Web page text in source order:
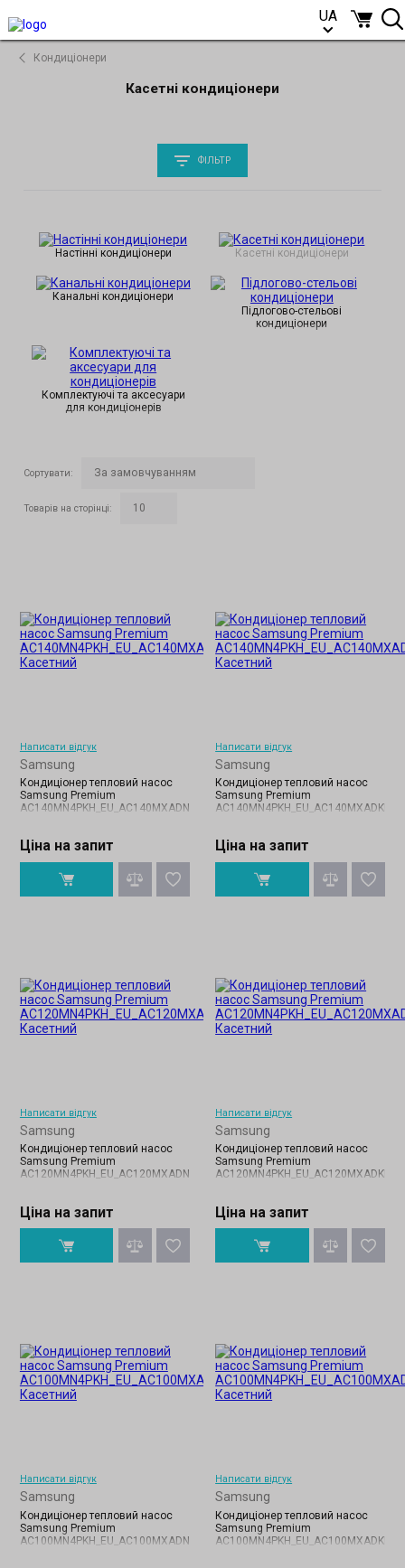
UA
Кондиціонери
Касетні кондиціонери
ФІЛЬТР
Настінні кондиціонери Касетні кондиціонери
Канальні кондиціонери
Підлогово-стельові
кондиціонери
Комплектуючі та аксесуари
для кондиціонерів
Сортувати:
Товарів на сторінці:
Написати відгук
Samsung
Кондиціонер тепловий насос
Samsung Premium
AC140MN4PKH_EU_AC140MXADNH_EU
Ціна на запит
Написати відгук
Samsung
Кондиціонер тепловий насос
Samsung Premium
Ціна на запит
Написати відгук
Samsung
Кондиціонер тепловий насос
Samsung Premium
AC120MN4PKH_EU_AC120MXADNH_EU
Ціна на запит
Написати відгук
Samsung
Кондиціонер тепловий насос
Samsung Premium
Ціна на запит
Написати відгук
Samsung
Кондиціонер тепловий насос
Samsung Premium
AC100MN4PKH_EU_AC100MXADNH_EU
Написати відгук
Samsung
Кондиціонер тепловий насос
Samsung Premium